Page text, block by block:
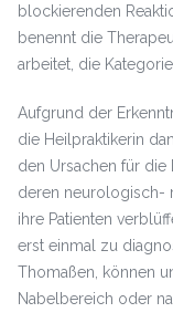
blockierenden
benennt die
arbeitet, die
Aufgrund der
die Heilpraktikerin
den Ursachen für
deren neurologisch-
ihre Patienten
erst einmal zu
Thomaßen, können
Nabelbereich oder